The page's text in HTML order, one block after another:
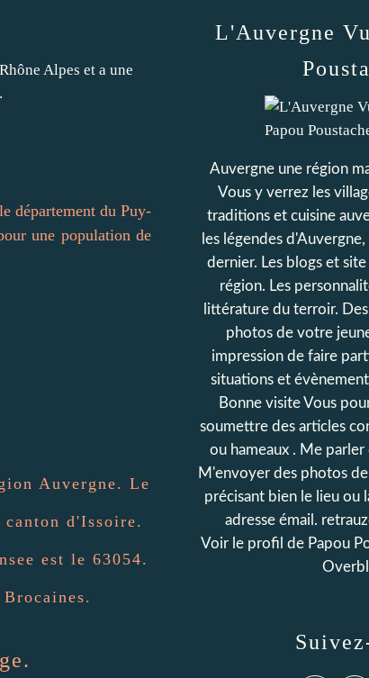
département du Puy-
une population de
Auvergne. Le
d'Issoire.
est le 63054.
L'Auvergne
Auvergne une région
Vous y verrez les
traditions et cuisine
les légendes
dernier. Les blogs et
région. Les
littérature du terroir.
photos de votre
impression de faire
situations et
Bonne visite Vous
soumettre des articles
ou hameaux . Me
M'envoyer des photos
précisant bien le lieu ou
adresse émail.
Voir le profil de Papou